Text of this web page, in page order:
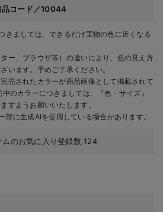
品コード／10044
きましては、できるだけ実物の色に近くなる
ー、ブラウザ等）の違いにより、色の見え方
います。予めご了承ください。
売されたカラーが商品画像として掲載されて
のカラーにつきましては、『色・サイズ』
すようお願いいたします。
部に生成AIを使用している場合があります。
ムのお気に入り登録数 124